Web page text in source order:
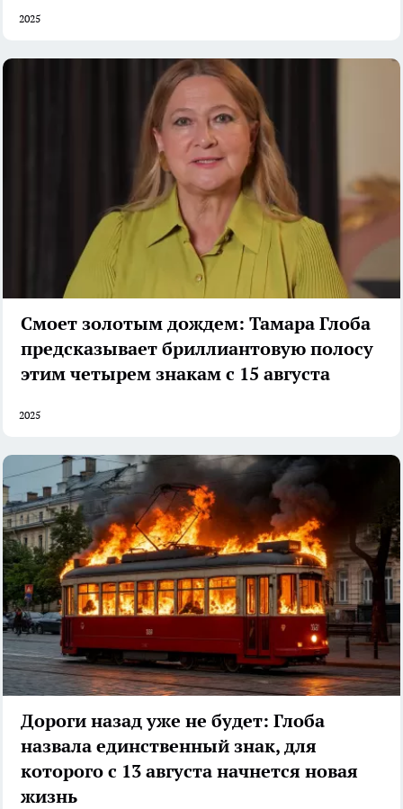
2025
Смоет золотым дождем: Тамара Глоба
предсказывает бриллиантовую полосу
этим четырем знакам с 15 августа
2025
Дороги назад уже не будет: Глоба
назвала единственный знак, для
которого с 13 августа начнется новая
жизнь